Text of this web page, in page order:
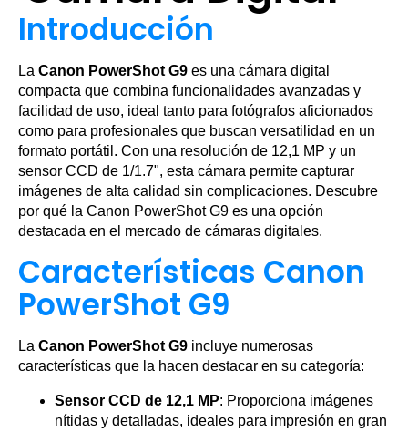
Introducción
La Canon PowerShot G9 es una cámara digital
compacta que combina funcionalidades avanzadas y
facilidad de uso, ideal tanto para fotógrafos aficionados
como para profesionales que buscan versatilidad en un
formato portátil. Con una resolución de 12,1 MP y un
sensor CCD de 1/1.7", esta cámara permite capturar
imágenes de alta calidad sin complicaciones. Descubre
por qué la Canon PowerShot G9 es una opción
destacada en el mercado de cámaras digitales.
Características Canon
PowerShot G9
La Canon PowerShot G9 incluye numerosas
características que la hacen destacar en su categoría:
Sensor CCD de 12,1 MP: Proporciona imágenes
nítidas y detalladas, ideales para impresión en gran